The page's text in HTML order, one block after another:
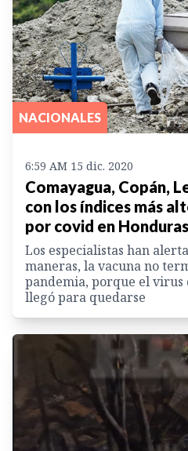
NACIONALES
6:59 AM 15 dic. 2020
Comayagua, Copán,
con los índices más
por covid en Honduras
Los especialistas han
maneras, la vacuna no
pandemia, porque el virus
llegó para quedarse